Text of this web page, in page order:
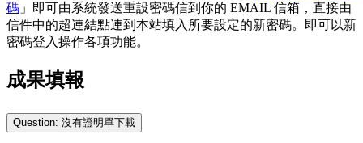
碼 」即可由系統發送重設密碼信到你的 EMAIL 信箱，直接由
信件中的超連結點連到本站填入所要設定的新密碼。即可以新
密碼登入操作各項功能。
成果填報
Question: 沒有證明單下載